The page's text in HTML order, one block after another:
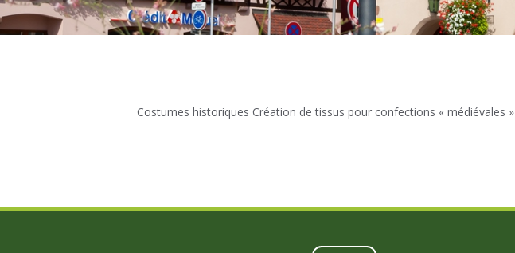
Costumes historiques Création de tissus pour confections « médiévales »